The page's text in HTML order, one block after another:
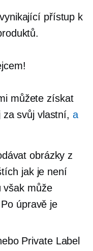
přístup k
můžete získat
svůj vlastní, a
obrázky z
jak je není
však může
úpravě je
Private Label